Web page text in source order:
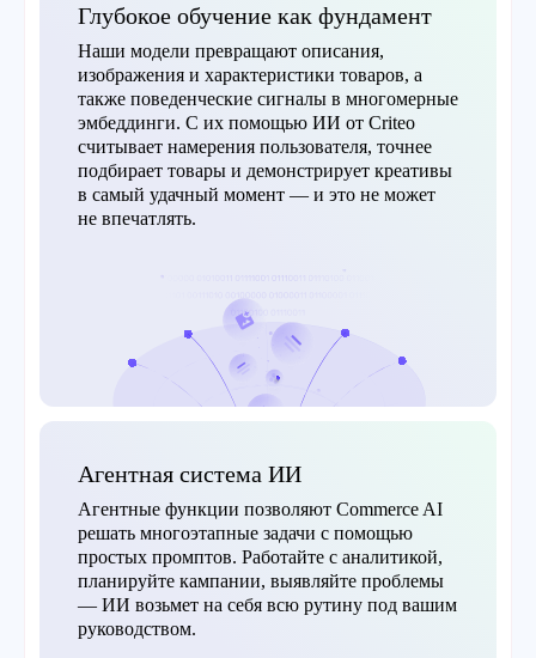
Глубокое обучение как фундамент
Наши модели превращают описания,
изображения и характеристики товаров, а
также поведенческие сигналы в многомерные
эмбеддинги. С их помощью ИИ от Criteo
считывает намерения пользователя, точнее
подбирает товары и демонстрирует креативы
в самый удачный момент — и это не может
не впечатлять.
Агентная система ИИ
Агентные функции позволяют Commerce AI
решать многоэтапные задачи с помощью
простых промптов. Работайте с аналитикой,
планируйте кампании, выявляйте проблемы
— ИИ возьмет на себя всю рутину под вашим
руководством.